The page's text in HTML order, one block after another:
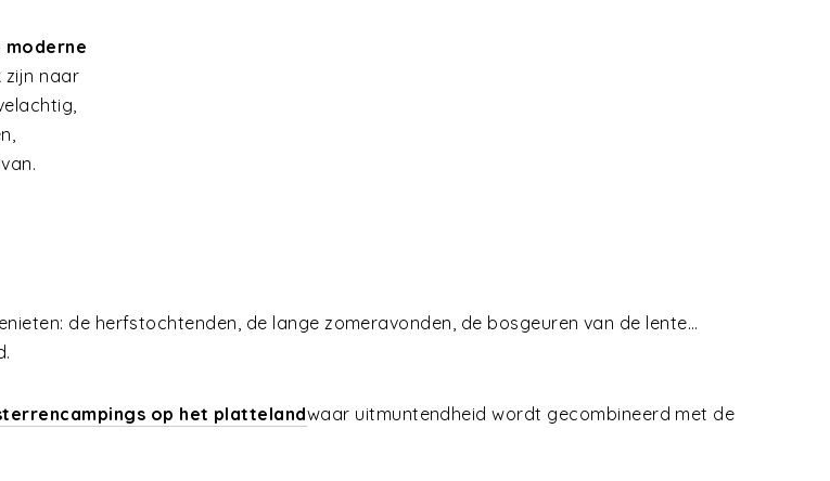
moderne
zijn naar
de herfstochtenden, de lange zomeravonden, de bosgeuren van de lente…
op het plattelandwaar uitmuntendheid wordt gecombineerd met de